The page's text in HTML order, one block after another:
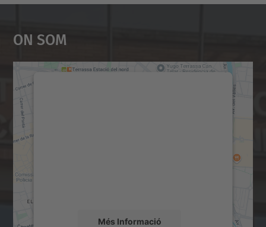
On Som
Més Informació